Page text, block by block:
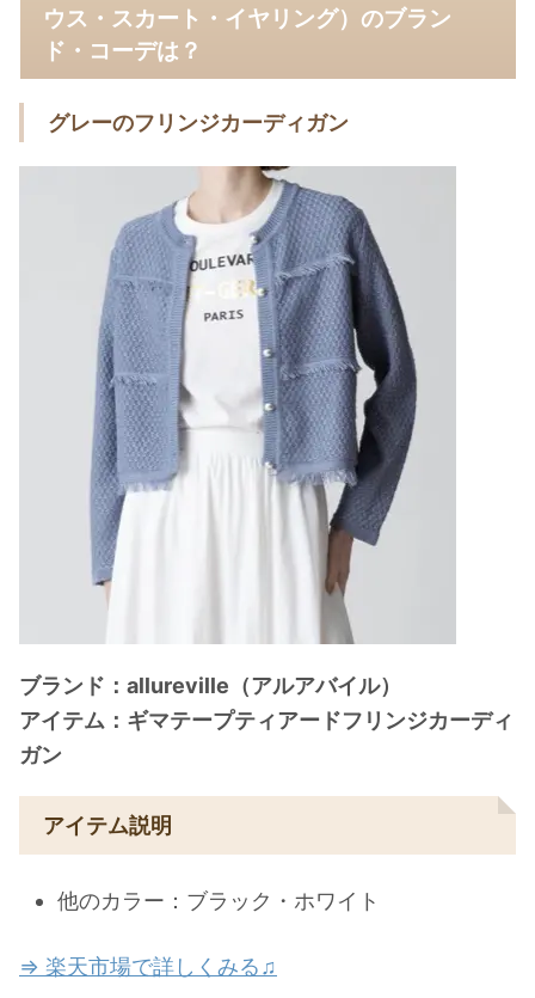
ウス・スカート・イヤリング）のブラン
ド・コーデは？
グレーのフリンジカーディガン
ブランド：allureville（アルアバイル）
アイテム：ギマテープティアードフリンジカーディ
ガン
アイテム説明
他のカラー：ブラック・ホワイト
⇒ 楽天市場で詳しくみる♫